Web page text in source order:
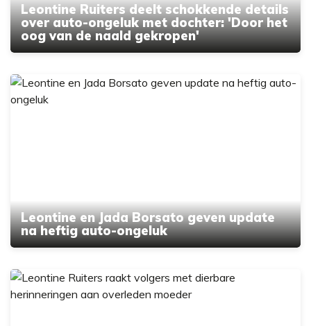
Leontine Ruiters deelt schokkende details
over auto-ongeluk met dochter: 'Door het
oog van de naald gekropen'
Leontine en Jada Borsato geven update
na heftig auto-ongeluk